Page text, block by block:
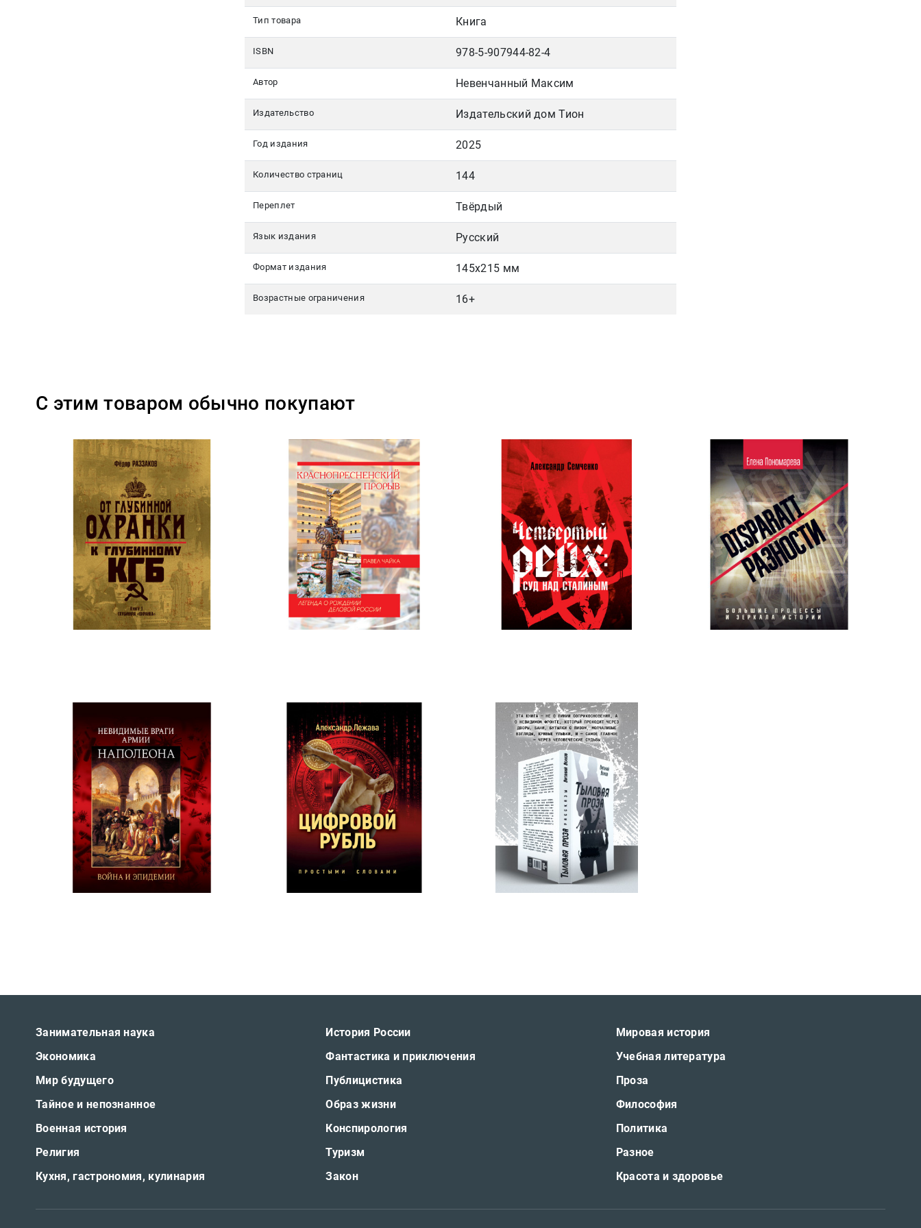
Тип товара Книга
ISBN 978-5-907944-82-4
Автор Невенчанный Максим
Издательство Издательский дом Тион
Год издания 2025
Количество страниц 144
Переплет Твёрдый
Язык издания Русский
Формат издания 145х215 мм
Возрастные ограничения 16+
С этим товаром обычно покупают
Занимательная наука История России
Мировая история
Экономика
Фантастика и приключения
Учебная литература
Мир будущего
Публицистика
Проза
Тайное и непознанное
Образ жизни
Философия
Военная история
Конспирология
Политика
Религия
Туризм
Разное
Кухня, гастрономия, кулинария
Закон Красота и здоровье